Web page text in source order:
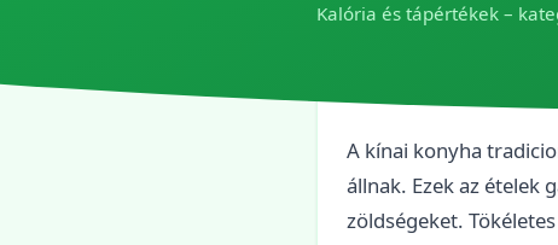
Kalória és tápértékek –
A kínai konyha
állnak. Ezek az ételek
zöldségeket.